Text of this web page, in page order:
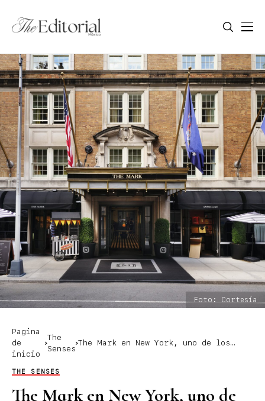
Foto: Cortesía
Pagina
de
inicio
The
Senses
The Mark en New York, uno de los
THE SENSES
The Mark en New York, uno de